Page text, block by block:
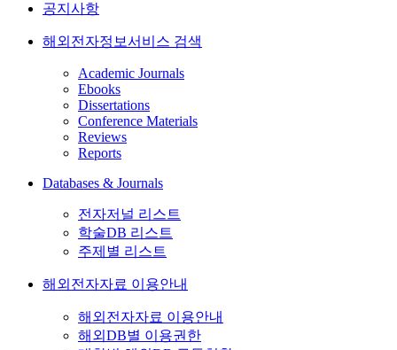
공지사항
해외전자정보서비스 검색
Academic Journals
Ebooks
Dissertations
Conference Materials
Reviews
Reports
Databases & Journals
전자저널 리스트
학술DB 리스트
주제별 리스트
해외전자자료 이용안내
해외전자자료 이용안내
해외DB별 이용권한